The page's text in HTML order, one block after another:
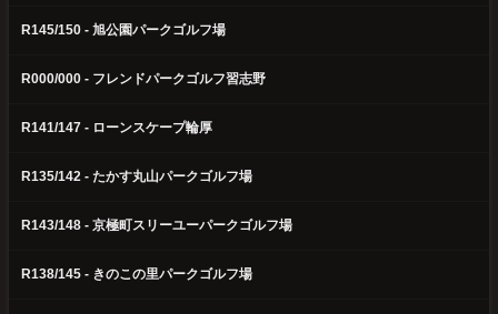
R145/150 - 旭公園パークゴルフ場
R000/000 - フレンドパークゴルフ習志野
R141/147 - ローンスケープ輪厚
R135/142 - たかす丸山パークゴルフ場
R143/148 - 京極町スリーユーパークゴルフ場
R138/145 - きのこの里パークゴルフ場